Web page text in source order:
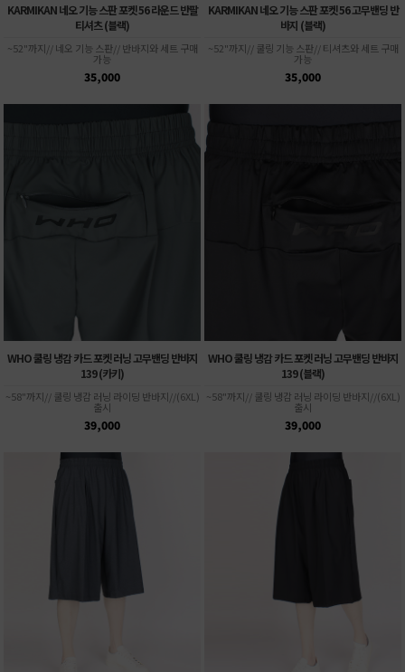
KARMIKAN 네오 기능 스판 포켓 56 라운드 반팔
티셔츠 (블랙)
~52"까지// 네오 기능 스판// 반바지와 세트 구매
가능
35,000
KARMIKAN 네오 기능 스판 포켓 56 고무밴딩 반
바지 (블랙)
~52"까지// 쿨링 기능 스판// 티셔츠와 세트 구매
가능
35,000
WHO 쿨링 냉감 카드 포켓 러닝 고무밴딩 반바지
139 (카키)
~58"까지// 쿨링 냉감 러닝 라이딩 반바지//(6XL)
출시
39,000
WHO 쿨링 냉감 카드 포켓 러닝 고무밴딩 반바지
139 (블랙)
~58"까지// 쿨링 냉감 러닝 라이딩 반바지//(6XL)
출시
39,000